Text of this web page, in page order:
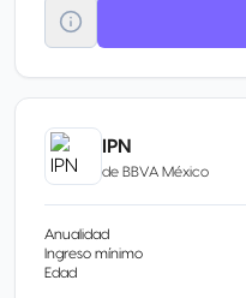
IPN
de BBVA México
Anualidad
Ingreso mínimo
Edad